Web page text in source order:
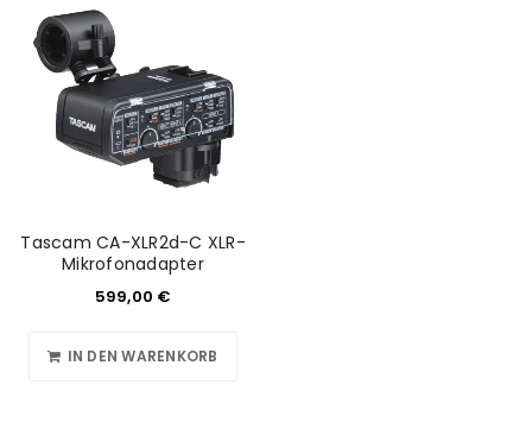
Tascam CA-XLR2d-C XLR-
Mikrofonadapter
599,00 €
IN DEN WARENKORB